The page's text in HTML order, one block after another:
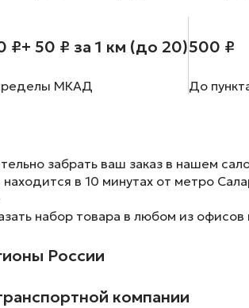
₽+ 50 ₽ за 1 км (до 20)
МКАД
500 ₽
До
забрать ваш заказ в нашем
находится в 10 минутах от метро
набор товара в любом из
России
компании